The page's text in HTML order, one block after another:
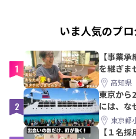
いま人気のプ
1
【事業
を継ぎま
ら約10年！
高知県
2
東京から
には、な
みた東京都
【１名